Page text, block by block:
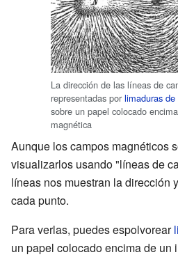
La dirección de las líneas de
representadas por limaduras de
sobre un papel colocado
magnética
Aunque los campos magnéticos
visualizarlos usando "líneas de
líneas nos muestran la dirección
cada punto.
Para verlas, puedes espolvorear
un papel colocado encima de un